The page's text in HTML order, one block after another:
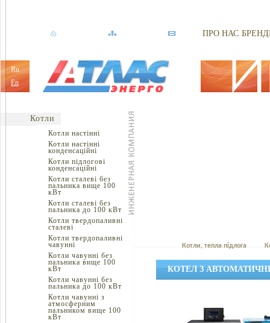
Ru
En
ПРО НАС
Котли
Котли настінні
Котли настінні
конденсаційні
Котли підлогові
конденсаційні
Котли сталеві без
пальника вище 100
кВт
Котли сталеві без
пальника до 100 кВт
Котли твердопаливні
сталеві
Котли твердопаливні
чавунні
Котли чавунні без
пальника вище 100
кВт
Котли чавунні без
пальника до 100 кВт
Котли чавунні з
атмосферним
пальником вище 100
кВт
Котли, тепла підлога
КОТЕЛ З